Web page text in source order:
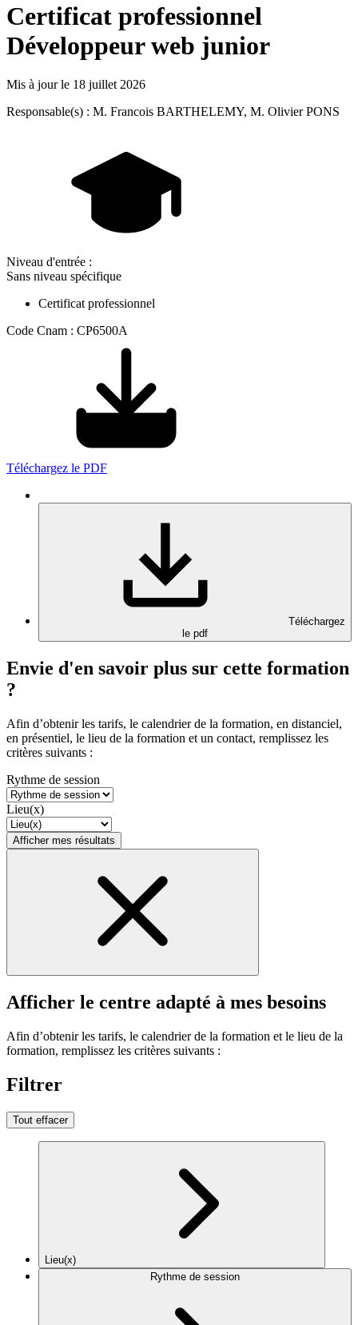
Certificat professionnel
Développeur web junior
Mis à jour le 18 juillet 2026
Responsable(s) : M. Francois BARTHELEMY, M. Olivier PONS
Niveau d'entrée :
Sans niveau spécifique
Certificat professionnel
Code Cnam : CP6500A
Téléchargez le PDF
Téléchargez
le pdf
Envie d'en savoir plus sur cette formation
?
Afin d’obtenir les tarifs, le calendrier de la formation, en distanciel,
en présentiel, le lieu de la formation et un contact, remplissez les
critères suivants :
Rythme de session
Lieu(x)
Afficher mes résultats
Afficher le centre adapté à mes besoins
Afin d’obtenir les tarifs, le calendrier de la formation et le lieu de la
formation, remplissez les critères suivants :
Filtrer
Tout effacer
Lieu(x)
Rythme de session